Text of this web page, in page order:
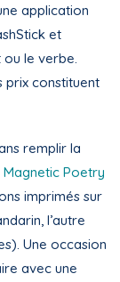
application
et
le verbe.
prix constituent
remplir la
Magnetic Poetry
imprimés sur
l’autre
Une occasion
avec une